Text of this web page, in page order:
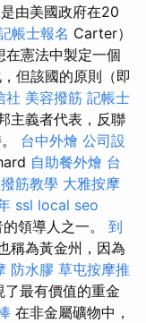
由美國政府在20
帳士報名 Carter）
憲法中製定一個
但該國的原則（即
社 美容撥筋 記帳士
主義者代表，反聯
台中外燴 公司設
自助餐外燴 台
筋教學 大雅按摩
ssl local seo
領導人之一。 到
稱為黃金州，因為
防水膠 草屯按摩推
最有價值的重金
在非金屬礦物中，